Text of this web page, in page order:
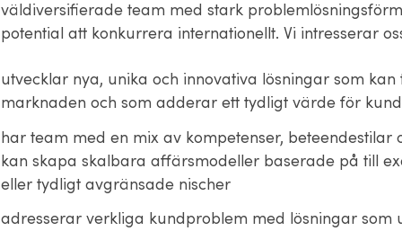
väldiversifierade team med stark
potential att konkurrera internationellt. Vi intresserar
utvecklar nya, unika och innovativa lösningar som kan
marknaden och som adderar ett tydligt värde för
har team med en mix av kompetenser, beteendestilar
kan skapa skalbara affärsmodeller baserade på till
eller tydligt avgränsade nischer
adresserar verkliga kundproblem med lösningar som